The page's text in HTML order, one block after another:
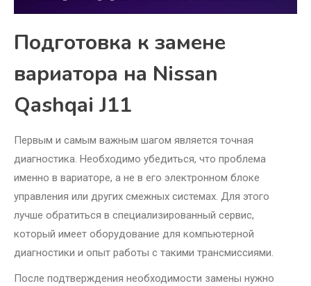
Подготовка к замене
вариатора на Nissan
Qashqai J11
Первым и самым важным шагом является точная
диагностика. Необходимо убедиться, что проблема
именно в вариаторе, а не в его электронном блоке
управления или других смежных системах. Для этого
лучше обратиться в специализированный сервис,
который имеет оборудование для компьютерной
диагностики и опыт работы с такими трансмиссиями.
После подтверждения необходимости замены нужно